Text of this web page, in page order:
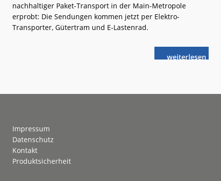
nachhaltiger Paket-Transport in der Main-Metropole
erprobt: Die Sendungen kommen jetzt per Elektro-
Transporter, Gütertram und E-Lastenrad.
weiterlese
nFrankfurt
Impressum
Datenschutz
Kontakt
Produktsicherheit